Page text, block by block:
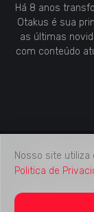
Há 8 anos
Otakus é sua
as últimas
com conteúdo
Home
Nosso site
Politica de